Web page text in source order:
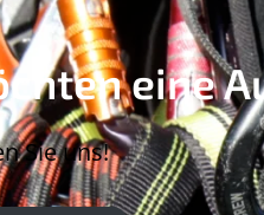
eine
Sie uns!